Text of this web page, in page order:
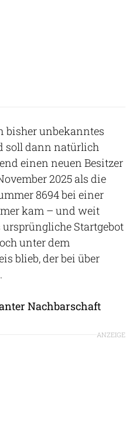
bisher unbekanntes
soll dann natürlich
einen neuen Besitzer
2025 als die
8694 bei einer
kam – und weit
Startgebot
unter dem
blieb, der bei über
Nachbarschaft
ANZEIGE